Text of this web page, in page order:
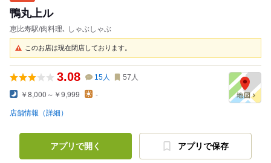
鴨丸上ル
恵比寿駅/肉料理､ しゃぶしゃぶ
このお店は現在閉店しております。
3.08 15人 57 人
￥8,000～￥9,999 -
店舗情報（詳細）
アプリで開く アプリで保存